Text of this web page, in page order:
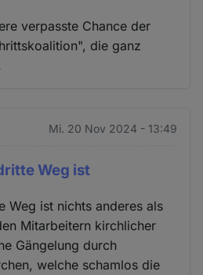
verpasste Chance der
die ganz
Mi. 20 Nov 2024 - 13:49
Weg ist
Weg ist nichts anderes als
Mitarbeitern kirchlicher
Gängelung durch
welche schamlos die